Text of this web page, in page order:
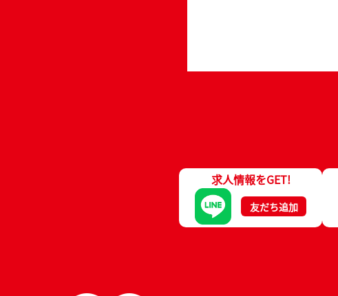
求人情報をGET!
友だち追加